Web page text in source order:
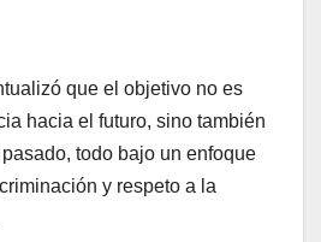
que el objetivo no es
hacia el futuro, sino también
todo bajo un enfoque
y respeto a la